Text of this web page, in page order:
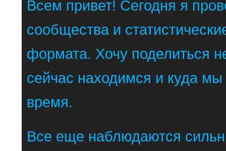
Всем привет! Сегодня я
сообщества и
формата. Хочу поделиться
сейчас находимся и куда
время.
Все еще наблюдаются